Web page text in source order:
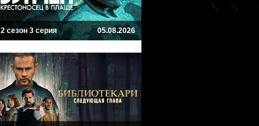
2 сезон 3 серия 05.08.2026